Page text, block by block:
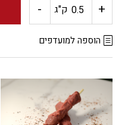
+ כמות
של
פילה
ק"ג -
הוספה למועדפים